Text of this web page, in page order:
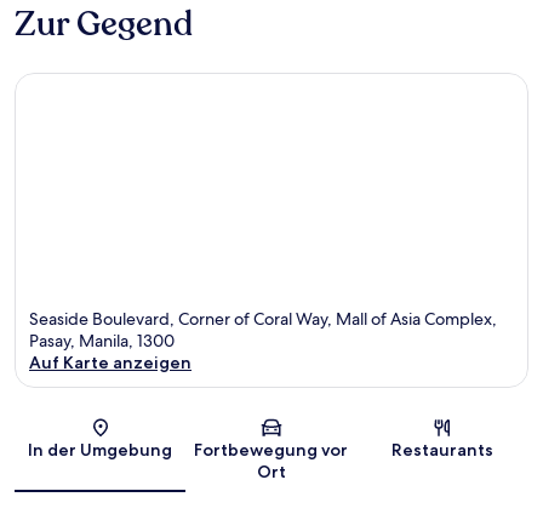
Zur Gegend
Seaside Boulevard, Corner of Coral Way, Mall of Asia Complex,
Pasay, Manila, 1300
Auf Karte anzeigen
In der Umgebung
Fortbewegung vor
Ort
Restaurants